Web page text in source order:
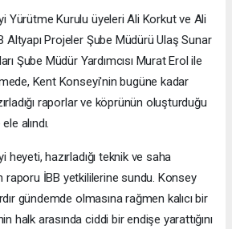
Yürütme Kurulu üyeleri Ali Korkut ve Ali
Altyapı Projeler Şube Müdürü Ulaş Sunar
Şube Müdür Yardımcısı Murat Erol ile
Kent Konseyi'nin bugüne kadar
raporlar ve köprünün oluşturduğu
alındı.
hazırladığı teknik ve saha
raporu İBB yetkililerine sundu. Konsey
gündemde olmasına rağmen kalıcı bir
halk arasında ciddi bir endişe yarattığını